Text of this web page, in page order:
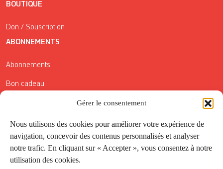
Gérer le consentement
Nous utilisons des cookies pour améliorer votre expérience de
navigation, concevoir des contenus personnalisés et analyser
notre trafic. En cliquant sur « Accepter », vous consentez à notre
utilisation des cookies.
BOUTIQUE
Don / Souscription
ABONNEMENTS
Abonnements
Bon cadeau
Conditions générales de vente
Réductions de la Carte Côté Courrier
Application